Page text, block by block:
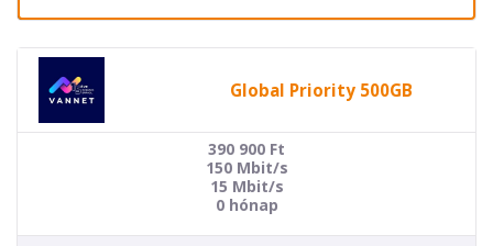
Global Priority 500GB
390 900 Ft
150 Mbit/s
15 Mbit/s
0 hónap